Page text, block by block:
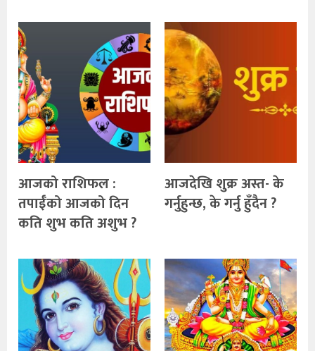
आजको राशिफल :
तपाईँको आजको दिन
कति शुभ कति अशुभ ?
आजदेखि शुक्र अस्त- के
गर्नुहुन्छ, के गर्नु हुँदैन ?